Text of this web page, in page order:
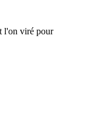
l'on viré pour